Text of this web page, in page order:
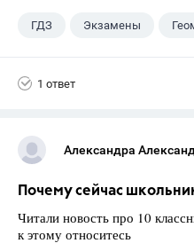
ГДЗ Экзамены
1 ответ
Александра
Почему сейчас
Читали новость про 10
к этому относитесь